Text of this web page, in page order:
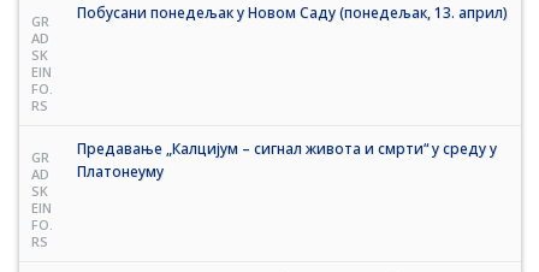
GR
AD
SK
EIN
FO.
RS
Побусани понедељак у Новом Саду (понедељак, 13. април)
GR
AD
SK
EIN
FO.
RS
Предавање „Калцијум – сигнал живота и смрти“ у среду у
Платонеуму